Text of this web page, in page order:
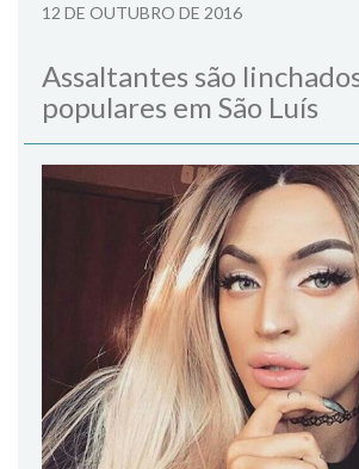
12 DE OUTUBRO DE 2016
Assaltantes são
populares em São Luís